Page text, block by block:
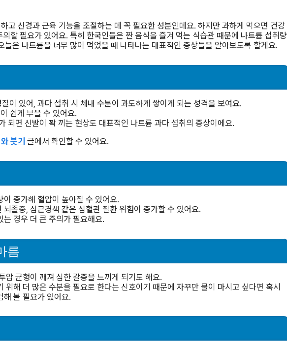
고 신경과 근육 기능을 조절하는 데 꼭 필요한 성분인데요. 하지만 과하게 먹으면 건강
할 필요가 있어요. 특히 한국인들은 짠 음식을 즐겨 먹는 식습관 때문에 나트륨 섭취량
늘은 나트륨을 너무 많이 먹었을 때 나타나는 대표적인 증상들을 알아보도록 할게요.
이 있어, 과다 섭취 시 체내 수분이 과도하게 쌓이게 되는 성격을 보여요.
쉽게 부을 수 있어요.
되면 신발이 꽉 끼는 현상도 대표적인 나트륨 과다 섭취의 증상이에요.
붓기 글에서 확인할 수 있어요.
증가해 혈압이 높아질 수 있어요.
졸중, 심근경색 같은 심혈관 질환 위험이 증가할 수 있어요.
경우 더 큰 주의가 필요해요.
름
압 균형이 깨져 심한 갈증을 느끼게 되기도 해요.
위해 더 많은 수분을 필요로 한다는 신호이기 때문에 자꾸만 물이 마시고 싶다면 혹시
해 볼 필요가 있어요.